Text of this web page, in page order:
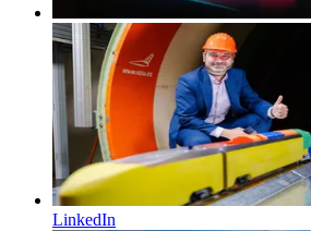
LinkedIn